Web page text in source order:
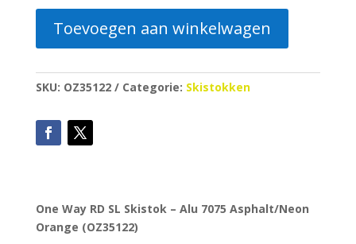
Toevoegen aan winkelwagen
SKU: OZ35122 Categorie: Skistokken
One Way RD SL Skistok – Alu 7075 Asphalt/Neon
Orange (OZ35122)